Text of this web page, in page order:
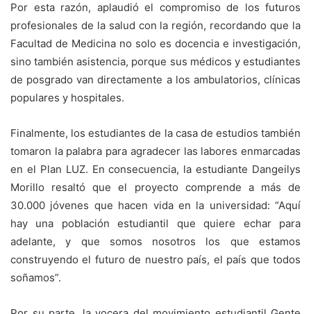
Por esta razón, aplaudió el compromiso de los futuros
profesionales de la salud con la región, recordando que la
Facultad de Medicina no solo es docencia e investigación,
sino también asistencia, porque sus médicos y estudiantes
de posgrado van directamente a los ambulatorios, clínicas
populares y hospitales.
Finalmente, los estudiantes de la casa de estudios también
tomaron la palabra para agradecer las labores enmarcadas
en el Plan LUZ. En consecuencia, la estudiante Dangeilys
Morillo resaltó que el proyecto comprende a más de
30.000 jóvenes que hacen vida en la universidad: “Aquí
hay una población estudiantil que quiere echar para
adelante, y que somos nosotros los que estamos
construyendo el futuro de nuestro país, el país que todos
soñamos”.